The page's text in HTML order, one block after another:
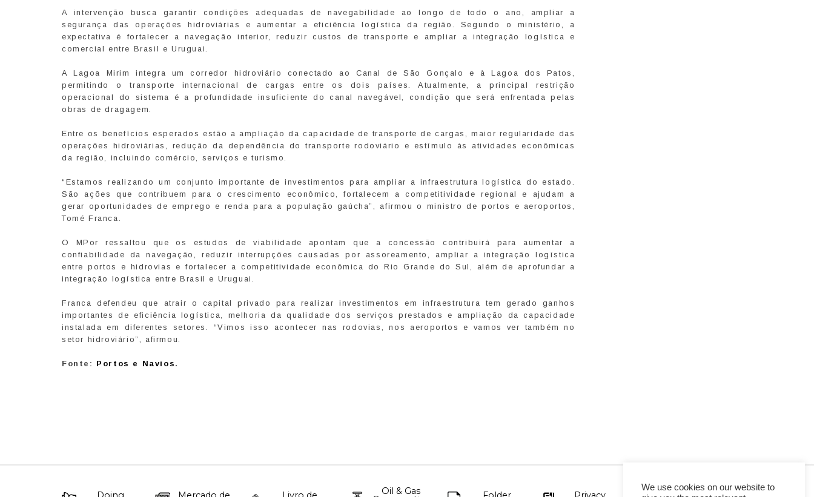
A intervenção busca garantir condições adequadas de navegabilidade ao longo de todo o ano, ampliar a
segurança das operações hidroviárias e aumentar a eficiência logística da região. Segundo o ministério, a
expectativa é fortalecer a navegação interior, reduzir custos de transporte e ampliar a integração logística e
comercial entre Brasil e Uruguai.
A Lagoa Mirim integra um corredor hidroviário conectado ao Canal de São Gonçalo e à Lagoa dos Patos,
permitindo o transporte internacional de cargas entre os dois países. Atualmente, a principal restrição
operacional do sistema é a profundidade insuficiente do canal navegável, condição que será enfrentada pelas
obras de dragagem.
Entre os benefícios esperados estão a ampliação da capacidade de transporte de cargas, maior regularidade das
operações hidroviárias, redução da dependência do transporte rodoviário e estímulo às atividades econômicas
da região, incluindo comércio, serviços e turismo.
“Estamos realizando um conjunto importante de investimentos para ampliar a infraestrutura logística do estado.
São ações que contribuem para o crescimento econômico, fortalecem a competitividade regional e ajudam a
gerar oportunidades de emprego e renda para a população gaúcha”, afirmou o ministro de portos e aeroportos,
Tomé Franca.
O MPor ressaltou que os estudos de viabilidade apontam que a concessão contribuirá para aumentar a
confiabilidade da navegação, reduzir interrupções causadas por assoreamento, ampliar a integração logística
entre portos e hidrovias e fortalecer a competitividade econômica do Rio Grande do Sul, além de aprofundar a
integração logística entre Brasil e Uruguai.
Franca defendeu que atrair o capital privado para realizar investimentos em infraestrutura tem gerado ganhos
importantes de eficiência logística, melhoria da qualidade dos serviços prestados e ampliação da capacidade
instalada em diferentes setores. “Vimos isso acontecer nas rodovias, nos aeroportos e vamos ver também no
setor hidroviário”, afirmou.
Fonte: Portos e Navios .
Oil & Gas
We use cookies on our website to